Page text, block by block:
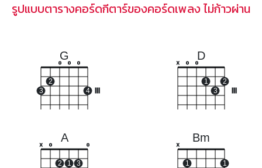
รูปแบบตารางคอร์ดกีตาร์ของคอร์ดเพลง ไม่ก้าวผ่าน
G
3
2
o o o
4
D
x o o
1
3
2
A
x o
2 1 3
o
Bm
x
1 1